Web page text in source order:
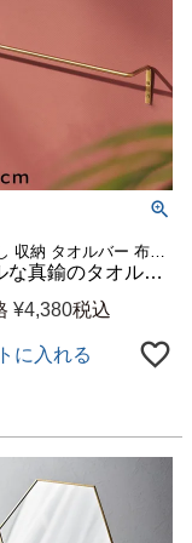
ミニマルな真鍮のタオルハンガー Mサイズ 幅約40cm ゴールド ネジ付属 洗面所やキッチンに [34632]
¥4,380税込
に入れる